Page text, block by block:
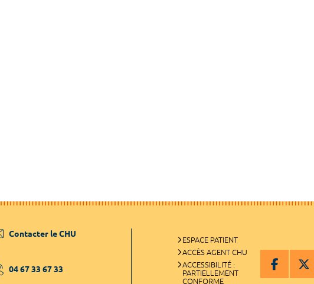
Contacter le CHU
04 67 33 67 33
ESPACE PATIENT
ACCÈS AGENT CHU
ACCESSIBILITÉ :
PARTIELLEMENT
CONFORME